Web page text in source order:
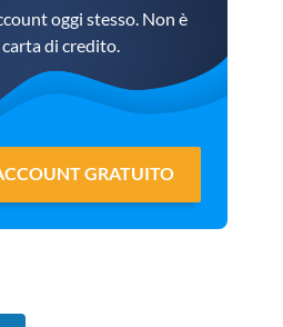
oggi stesso. Non è
di credito.
GRATUITO